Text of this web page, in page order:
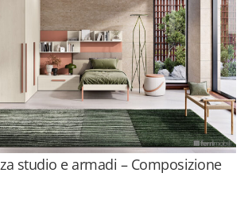
studio e armadi – Composizione